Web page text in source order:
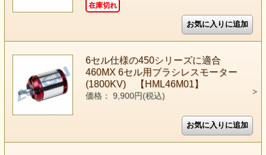
在庫切れ
6セル仕様の450シリーズに適合
460MX 6セル用ブラシレスモーター
(1800KV) 【HML46M01】
価格： 9,900円(税込)